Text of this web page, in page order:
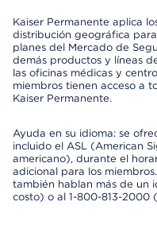
Kaiser Permanente aplica
distribución geográfica
planes del Mercado de
demás productos y líneas
las oficinas médicas y
miembros tienen acceso a
Kaiser Permanente.
Ayuda en su idioma: se
incluido el ASL (American
americano), durante el
adicional para los
también hablan más de un
costo) o al 1-800-813-2000